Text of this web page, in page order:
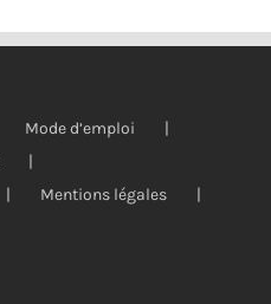
Mode d’emploi
Mentions légales